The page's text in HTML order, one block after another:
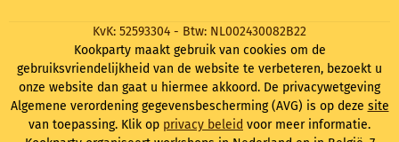
KvK: 52593304 - Btw: NL002430082B22
Kookparty maakt gebruik van cookies om de
gebruiksvriendelijkheid van de website te verbeteren, bezoekt u
onze website dan gaat u hiermee akkoord. De privacywetgeving
Algemene verordening gegevensbescherming (AVG) is op deze site
van toepassing. Klik op privacy beleid voor meer informatie.